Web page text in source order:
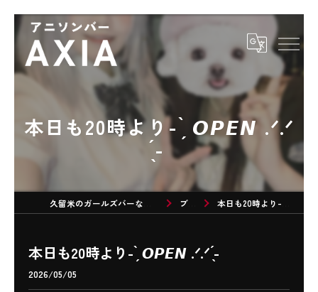
本日も20時より- ̗̀ 𝙊𝙋𝙀𝙉 .ᐟ.ᐟ
̖́-
ブログ 本日も20時より- ̗̀ 𝙊𝙋𝙀𝙉 .ᐟ.ᐟ ̖́-
本日も20時より- ̗̀ 𝙊𝙋𝙀𝙉 .ᐟ.ᐟ ̖́-
2026/05/05